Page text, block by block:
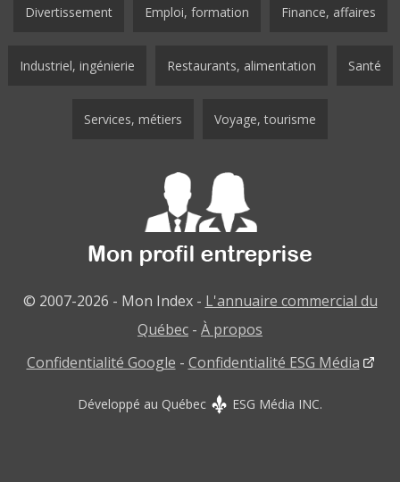
Divertissement Emploi, formation Finance, affaires
Industriel, ingénierie Restaurants, alimentation Santé
Services, métiers Voyage, tourisme
© 2007-2026 - Mon Index - L'annuaire commercial du
Québec - À propos
Confidentialité Google - Confidentialité ESG Média
Développé au Québec ESG Média INC.